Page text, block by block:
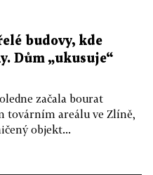
budovy, kde
Dům „ukusuje“
začala bourat
továrním areálu ve Zlíně,
objekt...